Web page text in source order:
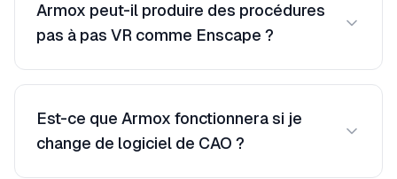
souvent de manière plus naturelle que les
ressources 3D pré-placées.
Armox peut-il produire des procédures
pas à pas VR comme Enscape ?
Armox est spécialisé dans les photos
vitesse est idéale pour générer rapidement de
nombreuses perspectives.
Est-ce que Armox fonctionnera si je
change de logiciel de CAO ?